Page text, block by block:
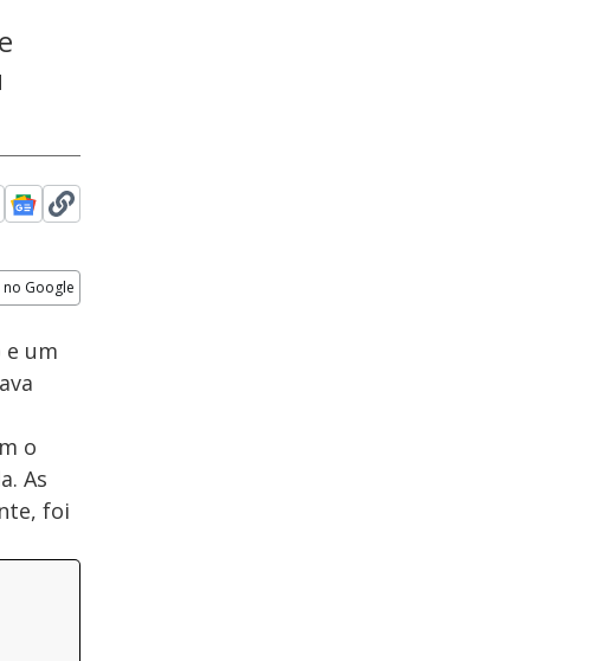
Google
e um
o
As
foi